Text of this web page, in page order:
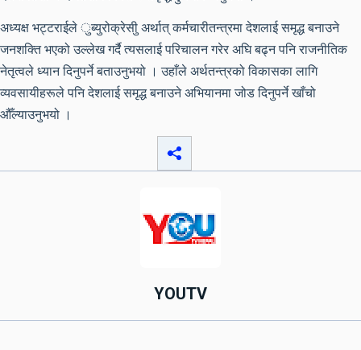
अध्यक्ष भट्टराईले ुब्युरोक्रेसीु अर्थात् कर्मचारीतन्त्रमा देशलाई समृद्ध बनाउने
जनशक्ति भएको उल्लेख गर्दै त्यसलाई परिचालन गरेर अघि बढ्न पनि राजनीतिक
नेतृत्वले ध्यान दिनुपर्ने बताउनुभयो । उहाँले अर्थतन्त्रको विकासका लागि
व्यवसायीहरूले पनि देशलाई समृद्ध बनाउने अभियानमा जोड दिनुपर्ने खाँचो
औँल्याउनुभयो ।
YOUTV